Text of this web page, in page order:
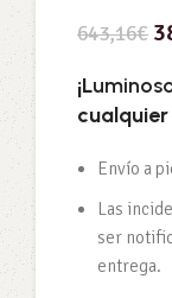
643,16€
¡L
Envío a
Las
ser
entrega.